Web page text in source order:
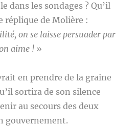
dans les sondages ? Qu’il
réplique de Molière :
on se laisse persuader par
aime ! »
en prendre de la graine
sortira de son silence
au secours des deux
gouvernement.